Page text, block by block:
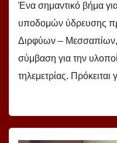
Ένα σημαντικό βήμα
υποδομών ύδρευσης
Διρφύων –
σύμβαση για την
τηλεμετρίας. Πρόκειται